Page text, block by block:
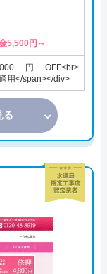
5,500円～
円OFF<br>
用</span></div>
る